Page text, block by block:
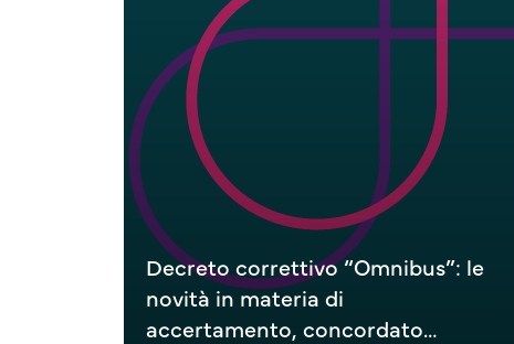
Decreto correttivo “Omnibus”: le
novità in materia di
accertamento, concordato